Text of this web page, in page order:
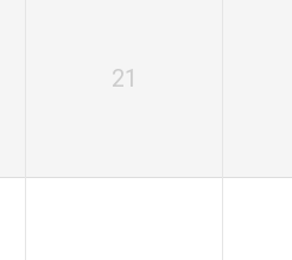
21